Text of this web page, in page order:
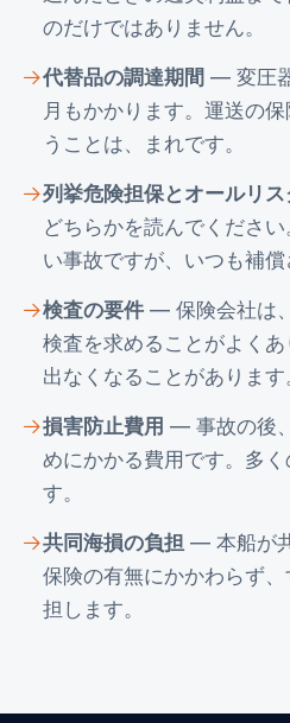
のだけではありません。
代替品の調達期間 — 変圧
月もかかります。運送の
うことは、まれです。
列挙危険担保とオールリ
どちらかを読んでくださ
い事故ですが、いつも補償
検査の要件 — 保険会社は
検査を求めることがよく
出なくなることがあります
損害防止費用 — 事故の後
めにかかる費用です。多
す。
共同海損の負担 — 本船が
保険の有無にかかわらず
担します。